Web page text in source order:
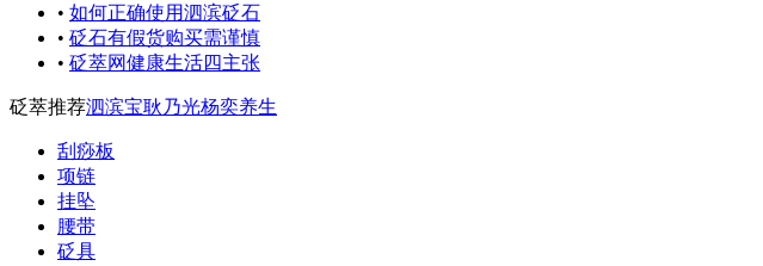
• 如何正确使用泗滨砭石
• 砭石有假货购买需谨慎
• 砭萃网健康生活四主张
砭萃推荐泗滨宝耿乃光杨奕养生
刮痧板
项链
挂坠
腰带
砭具